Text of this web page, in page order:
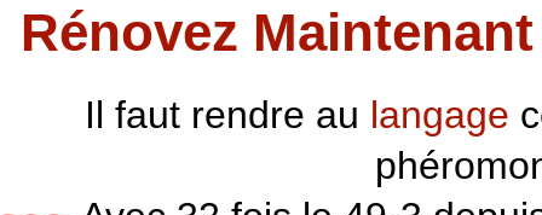
Rénovez
Il faut rendre au langage